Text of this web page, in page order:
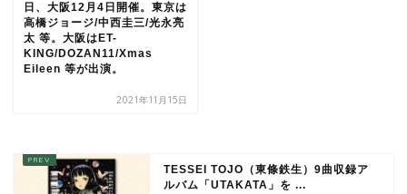
日、大阪12月4日開催。東京は
高橋ジョージ/中西圭三/光永亮
太 等。大阪はET-
KING/DOZAN11/Xmas
Eileen 等が出演。
2021年11月15日
TESSEI TOJO（東條鉄生）9曲収録ア
ルバム「UTAKATA」を ...